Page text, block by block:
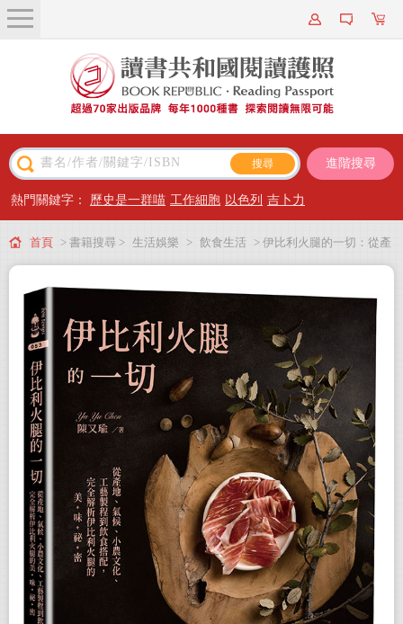
關於我們
近期新書
主題閱讀
出版專區
會員專屬
會員儲值方案
進階搜尋
熱門關鍵字： 歷史是一群喵 工作細胞 以色列 吉卜力
首頁 > 書籍搜尋 > 生活娛樂 > 飲食生活 > 伊比利火腿的一切：從產
地、氣候、小農文化、工藝製程到飲食搭配，完全解析伊比利火腿的美味祕密